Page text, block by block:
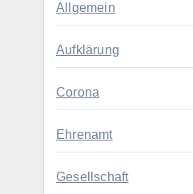
Allgemein
Aufklärung
Corona
Ehrenamt
Gesellschaft